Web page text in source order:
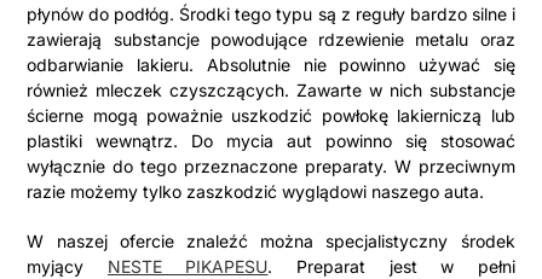
płynów do podłóg. Środki tego typu są z reguły bardzo silne i
zawierają substancje powodujące rdzewienie metalu oraz
odbarwianie lakieru. Absolutnie nie powinno używać się
również mleczek czyszczących. Zawarte w nich substancje
ścierne mogą poważnie uszkodzić powłokę lakierniczą lub
plastiki wewnątrz. Do mycia aut powinno się stosować
wyłącznie do tego przeznaczone preparaty. W przeciwnym
razie możemy tylko zaszkodzić wyglądowi naszego auta.
W naszej ofercie znaleźć można specjalistyczny środek
myjący NESTE PIKAPESU. Preparat jest w pełni